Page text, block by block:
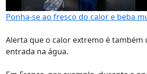
Ponha-se ao fresco do calor e beba
Alerta que o calor extremo é
entrada na água.